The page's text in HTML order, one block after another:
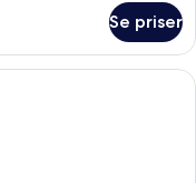
Se priser